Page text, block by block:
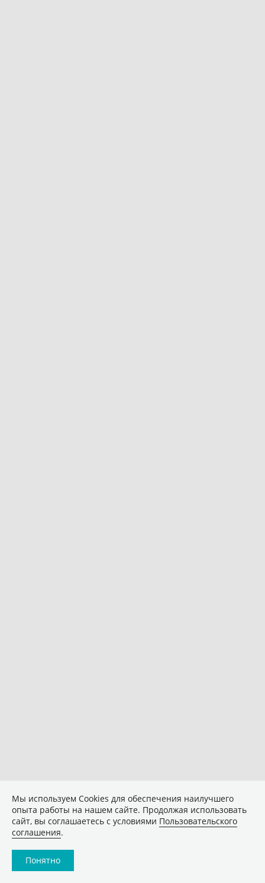
Мы используем Сookies для обеспечения наилучшего
опыта работы на нашем сайте. Продолжая использовать
сайт, вы соглашаетесь с условиями Пользовательского
соглашения.
Понятно